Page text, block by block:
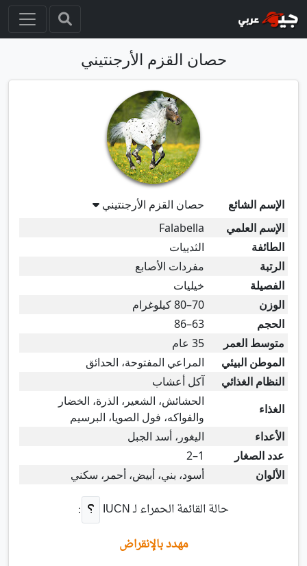
حصان القزم الأرجنتيني
الإسم الشائع
حصان القزم الأرجنتيني
الإسم العلمي
Falabella
الطائفة
الثدييات
الرتبة
مفردات الأصابع
الفصيلة
خيليات
الوزن
70–80 كيلوغرام
الحجم
63–86
متوسط العمر
35 عام
الموطن البيئي
المراعي المفتوحة، الحدائق
النظام الغذائي
آكل أعشاب
الغذاء
الحشائش، الشعير، الذرة، الخضار
والفواكه، فول الصويا، البرسيم
الأعداء
اليغور، أسد الجبل
عدد الصغار
1–2
الألوان
أسود، بني، أبيض، أحمر، سكني
حالة القائمة الحمراء لـ IUCN
:
مهدد بالإنقراض